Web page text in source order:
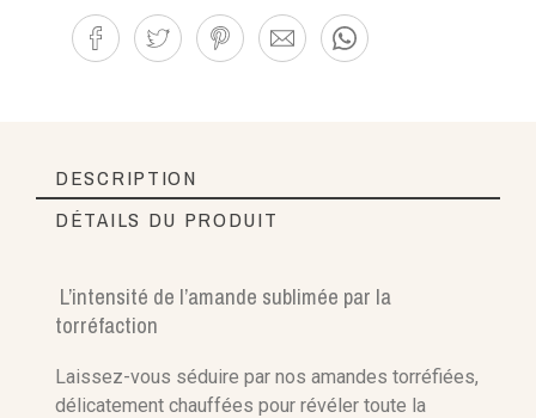
DESCRIPTION
DÉTAILS DU PRODUIT
L’intensité de l’amande sublimée par la
torréfaction
Laissez-vous séduire par nos amandes torréfiées,
délicatement chauffées pour révéler toute la
Référence